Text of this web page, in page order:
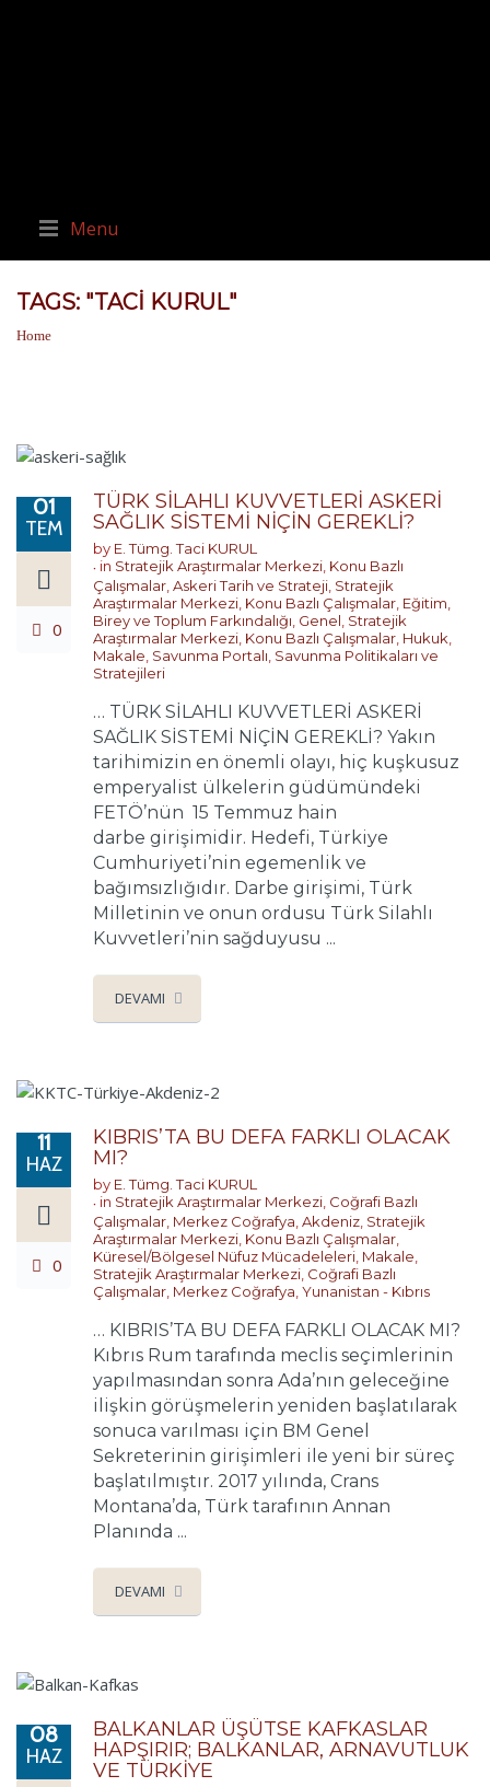
Menu
TAGS: "TACI KURUL"
Home
01
TEM
0
TÜRK SİLAHLI KUVVETLERİ ASKERİ
SAĞLIK SİSTEMİ NİÇİN GEREKLİ?
by E. Tümg. Taci KURUL
in Stratejik Araştırmalar Merkezi, Konu Bazlı
Çalışmalar,Askeri Tarih ve Strateji, Stratejik
Araştırmalar Merkezi, Konu Bazlı Çalışmalar, Eğitim,
Birey ve Toplum Farkındalığı, Genel, Stratejik
Araştırmalar Merkezi, Konu Bazlı Çalışmalar, Hukuk,
Makale, Savunma Portalı, Savunma Politikaları ve
Stratejileri
… TÜRK SİLAHLI KUVVETLERİ ASKERİ
SAĞLIK SİSTEMİ NİÇİN GEREKLİ? Yakın
tarihimizin en önemli olayı, hiç kuşkusuz
emperyalist ülkelerin güdümündeki
FETÖ’nün 15 Temmuz hain
darbe girişimidir. Hedefi, Türkiye
Cumhuriyeti’nin egemenlik ve
bağımsızlığıdır. Darbe girişimi, Türk
Milletinin ve onun ordusu Türk Silahlı
Kuvvetleri’nin sağduyusu ...
DEVAMI
11
HAZ
0
KIBRIS’TA BU DEFA FARKLI OLACAK
MI?
by E. Tümg. Taci KURUL
in Stratejik Araştırmalar Merkezi Coğrafi Bazlı
Çalışmalar Merkez Coğrafya Akdeniz Stratejik
Araştırmalar Merkezi Konu Bazlı Çalışmalar
Küresel/Bölgesel Nüfuz Mücadeleleri Makale
Stratejik Araştırmalar Merkezi Coğrafi Bazlı
Çalışmalar Merkez Coğrafya Yunanistan - Kıbrıs
… KIBRIS’TA BU DEFA FARKLI OLACAK MI?
Kıbrıs Rum tarafında meclis seçimlerinin
yapılmasından sonra Ada’nın geleceğine
ilişkin görüşmelerin yeniden başlatılarak
sonuca varılması için BM Genel
Sekreterinin girişimleri ile yeni bir süreç
başlatılmıştır. 2017 yılında, Crans
Montana’da, Türk tarafının Annan
Planında ...
DEVAMI
08
HAZ
BALKANLAR ÜŞÜTSE KAFKASLAR
HAPŞIRIR; BALKANLAR, ARNAVUTLUK
VE TÜRKİYE